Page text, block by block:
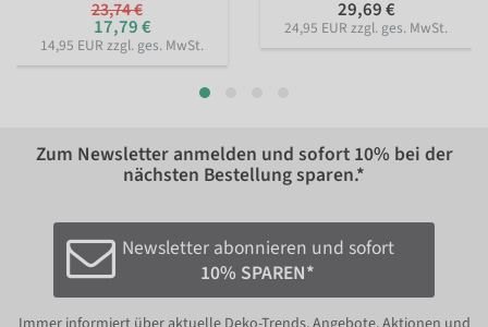
23,74 €
17,79 €
14,95 EUR zzgl. ges. MwSt.
29,69 €
24,95 EUR zzgl. ges. MwSt.
Zum Newsletter anmelden und sofort 10% bei der
nächsten Bestellung sparen.*
Newsletter abonnieren und sofort
10% SPAREN*